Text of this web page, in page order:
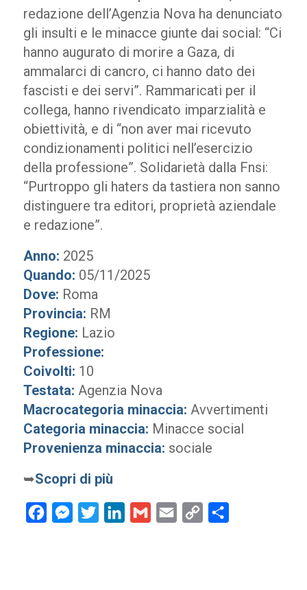
redazione dell’Agenzia Nova ha denunciato
gli insulti e le minacce giunte dai social: “Ci
hanno augurato di morire a Gaza, di
ammalarci di cancro, ci hanno dato dei
fascisti e dei servi”. Rammaricati per il
collega, hanno rivendicato imparzialità e
obiettività, e di “non aver mai ricevuto
condizionamenti politici nell’esercizio
della professione”. Solidarietà dalla Fnsi:
“Purtroppo gli haters da tastiera non sanno
distinguere tra editori, proprietà aziendale
e redazione”.
Anno: 2025
Quando: 05/11/2025
Dove: Roma
Provincia: RM
Regione: Lazio
Professione:
Coivolti: 10
Testata: Agenzia Nova
Macrocategoria minaccia: Avvertimenti
Categoria minaccia: Minacce social
Provenienza minaccia: sociale
➥Scopri di più
FacebookMessenger
Twitter LinkedInGmail Email
Copy